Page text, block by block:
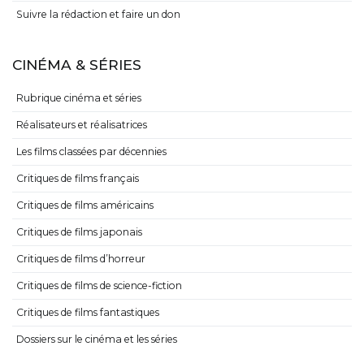
Suivre la rédaction et faire un don
CINÉMA & SÉRIES
Rubrique cinéma et séries
Réalisateurs et réalisatrices
Les films classées par décennies
Critiques de films français
Critiques de films américains
Critiques de films japonais
Critiques de films d’horreur
Critiques de films de science-fiction
Critiques de films fantastiques
Dossiers sur le cinéma et les séries